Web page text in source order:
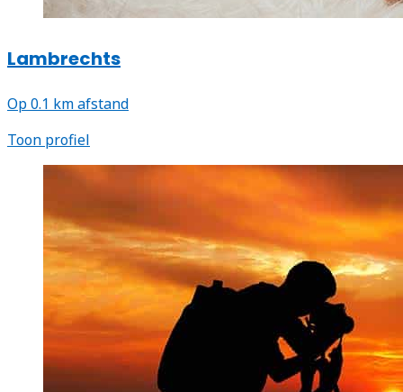
Lambrechts
Op 0.1 km afstand
Toon profiel